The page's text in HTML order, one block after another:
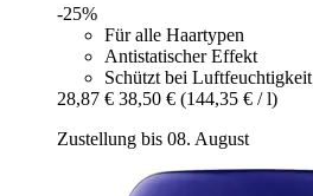
-25%
Für alle Haartypen
Antistatischer Effekt
Schützt bei Luftfeuchtigkeit
28,87 € 38,50 € (144,35 € / l)
Zustellung bis 08. August